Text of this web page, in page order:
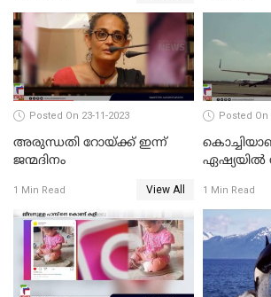
Posted On 23-11-2023
അരുന്ധതി റോയ്ക്ക് ഇന്ന്
ജന്മദിനം
1 Min Read View All
Posted On
ഏഷ്യയില്‍
കൊച്ചിയും
1 Min Read